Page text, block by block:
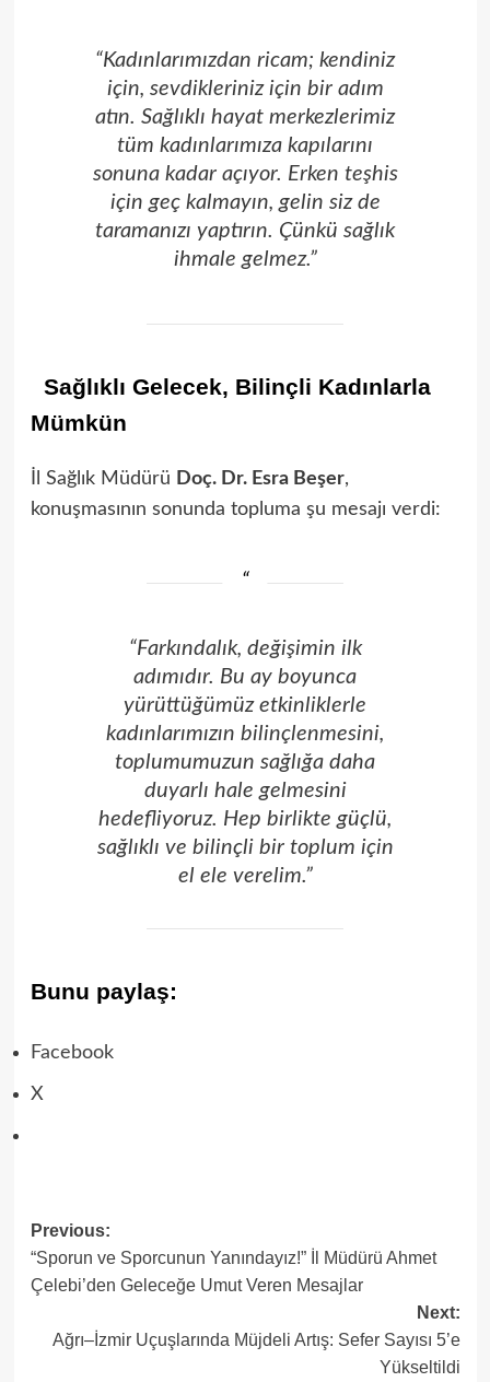
“Kadınlarımızdan ricam; kendiniz
için, sevdikleriniz için bir adım
atın. Sağlıklı hayat merkezlerimiz
tüm kadınlarımıza kapılarını
sonuna kadar açıyor. Erken teşhis
için geç kalmayın, gelin siz de
taramanızı yaptırın. Çünkü sağlık
ihmale gelmez.”
Sağlıklı Gelecek, Bilinçli Kadınlarla
Mümkün
İl Sağlık Müdürü Doç. Dr. Esra Beşer,
konuşmasının sonunda topluma şu mesajı verdi:
“Farkındalık, değişimin ilk
adımıdır. Bu ay boyunca
yürüttüğümüz etkinliklerle
kadınlarımızın bilinçlenmesini,
toplumumuzun sağlığa daha
duyarlı hale gelmesini
hedefliyoruz. Hep birlikte güçlü,
sağlıklı ve bilinçli bir toplum için
el ele verelim.”
Bunu paylaş:
Facebook
X
Post
navigation
Previous:
“Sporun ve Sporcunun Yanındayız!” İl Müdürü Ahmet
Çelebi’den Geleceğe Umut Veren Mesajlar
Next:
Ağrı–İzmir Uçuşlarında Müjdeli Artış: Sefer Sayısı 5’e
Yükseltildi